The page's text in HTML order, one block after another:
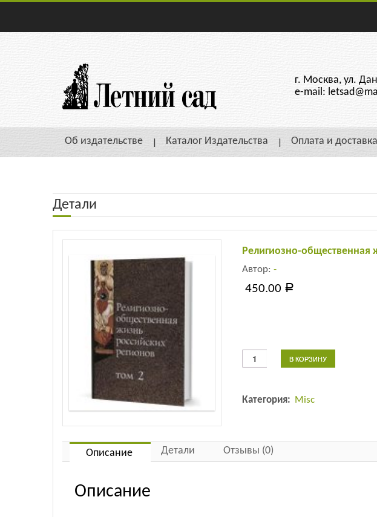
г. Москва, ул.
e-mail:
Об издательстве Каталог Издательства Оплата и доставка
Детали
Религиозно-общественная
Автор: -
450.00 Р
Количество
товара
жизнь
Том
2
В КОРЗИНУ
Категория: Misc
Описание Детали Отзывы (0)
Описание